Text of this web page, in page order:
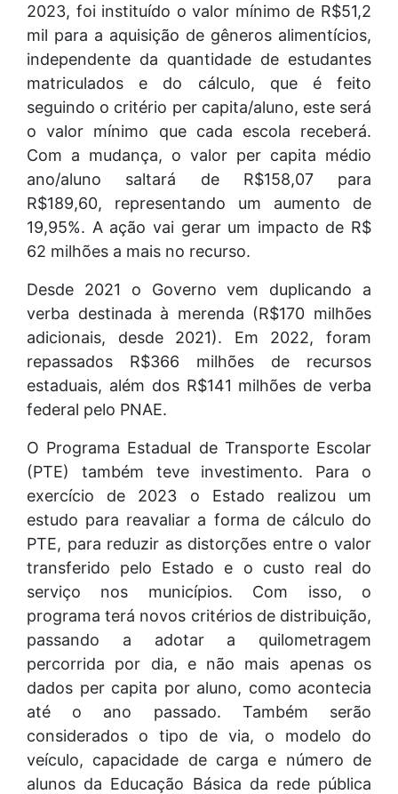
2023, foi instituído o valor mínimo de R$51,2
mil para a aquisição de gêneros alimentícios,
independente da quantidade de estudantes
matriculados e do cálculo, que é feito
seguindo o critério per capita/aluno, este será
o valor mínimo que cada escola receberá.
Com a mudança, o valor per capita médio
ano/aluno saltará de R$158,07 para
R$189,60, representando um aumento de
19,95%. A ação vai gerar um impacto de R$
62 milhões a mais no recurso.
Desde 2021 o Governo vem duplicando a
verba destinada à merenda (R$170 milhões
adicionais, desde 2021). Em 2022, foram
repassados R$366 milhões de recursos
estaduais, além dos R$141 milhões de verba
federal pelo PNAE.
O Programa Estadual de Transporte Escolar
(PTE) também teve investimento. Para o
exercício de 2023 o Estado realizou um
estudo para reavaliar a forma de cálculo do
PTE, para reduzir as distorções entre o valor
transferido pelo Estado e o custo real do
serviço nos municípios. Com isso, o
programa terá novos critérios de distribuição,
passando a adotar a quilometragem
percorrida por dia, e não mais apenas os
dados per capita por aluno, como acontecia
até o ano passado. Também serão
considerados o tipo de via, o modelo do
veículo, capacidade de carga e número de
alunos da Educação Básica da rede pública